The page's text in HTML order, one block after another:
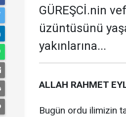
GÜREŞCİ.nin
üzüntüsünü
yakınlarına...
ALLAH RAHMET
Bugün ordu ilimizin